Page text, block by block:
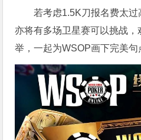
若考虑1.5K刀报名费太
亦将有多场卫星赛可以挑战
举，一起为WSOP画下完美句